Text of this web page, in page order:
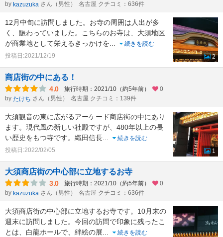
by kazuzuka さん（男性） 名古屋 クチコミ：636件
12月中旬に訪問しました。お寺の周囲は人出が多
く、賑わっていました。こちらのお寺は、大須地区
が商業地として栄えるきっかけを
続きを読む
投稿日:2021/12/19
2
商店街の中にある！
4.0 旅行時期：2021/10（約5年前）
0
by たけち さん（男性） 名古屋 クチコミ：139件
大須観音の東に広がるアーケード商店街の中にあり
ます。現代風の新しい社殿ですが、480年以上の長
い歴史をもつ寺です。織田信長
続きを読む
投稿日:2022/02/05
1
大須商店街の中心部に立地するお寺
3.0 旅行時期：2021/10（約5年前）
0
by kazuzuka さん（男性） 名古屋 クチコミ：636件
大須商店街の中心部に立地するお寺です。10月末の
週末に訪問しました。今回の訪問で印象に残ったこ
とは、白龍ホールで、絆絵の展
続きを読む